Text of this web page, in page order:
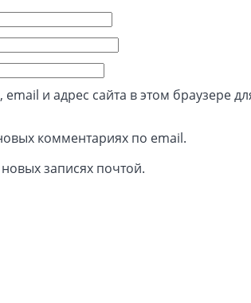
и адрес сайта в этом браузере
комментариях по email.
записях почтой.